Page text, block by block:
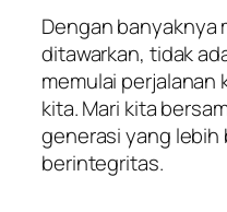
Dengan banyaknya
ditawarkan, tidak
memulai perjalanan
kita. Mari kita
generasi yang lebih
berintegritas.